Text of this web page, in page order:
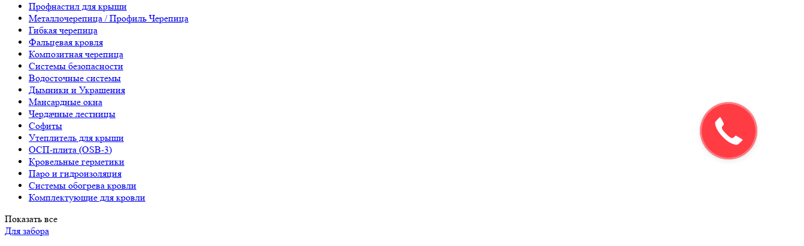
Профнастил для крыши
Металлочерепица / Профиль Черепица
Гибкая черепица
Фальцевая кровля
Композитная черепица
Системы безопасности
Водосточные системы
Дымники и Украшения
Мансардные окна
Чердачные лестницы
Софиты
Утеплитель для крыши
ОСП-плита (OSB-3)
Кровельные герметики
Паро и гидроизоляция
Системы обогрева кровли
Комплектующие для кровли
Показать все
Для забора
Заказать
звонок!